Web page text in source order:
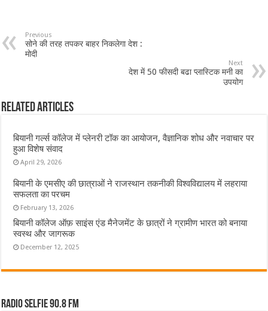
Previous
सोने की तरह तपकर बाहर निकलेगा देश :
मोदी
Next
देश में 50 फीसदी बढा प्लास्टिक मनी का
उपयोग
Related Articles
बियानी गर्ल्स कॉलेज में प्लेनरी टॉक का आयोजन, वैज्ञानिक शोध और नवाचार पर
हुआ विशेष संवाद
April 29, 2026
बियानी के एमसीए की छात्राओं ने राजस्थान तकनीकी विश्वविद्यालय में लहराया
सफलता का परचम
February 13, 2026
बियानी कॉलेज ऑफ़ साइंस एंड मैनेजमेंट के छात्रों ने ग्रामीण भारत को बनाया
स्वस्थ और जागरूक
December 12, 2025
Radio Selfie 90.8 FM